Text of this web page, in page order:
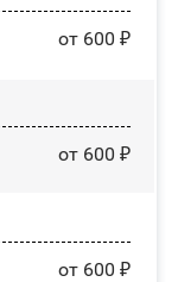
от 600 ₽
от 600 ₽
от 600 ₽